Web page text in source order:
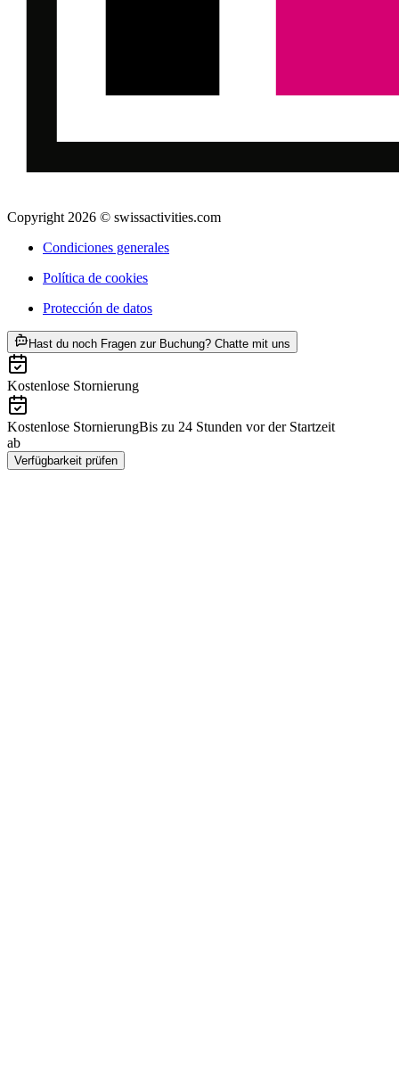
Copyright 2026 © swissactivities.com
Condiciones generales
Política de cookies
Protección de datos
Hast du noch Fragen zur Buchung? Chatte mit uns
Kostenlose Stornierung
Kostenlose StornierungBis zu 24 Stunden vor der Startzeit
ab
Verfügbarkeit prüfen